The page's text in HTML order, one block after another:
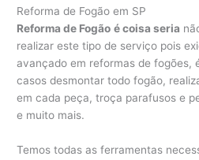
Reforma de Fogão em SP
Reforma de Fogão é coisa seria
realizar este tipo de serviço pois
avançado em reformas de fogões,
casos desmontar todo fogão,
em cada peça, troça parafusos e
e muito mais.
Temos todas as ferramentas